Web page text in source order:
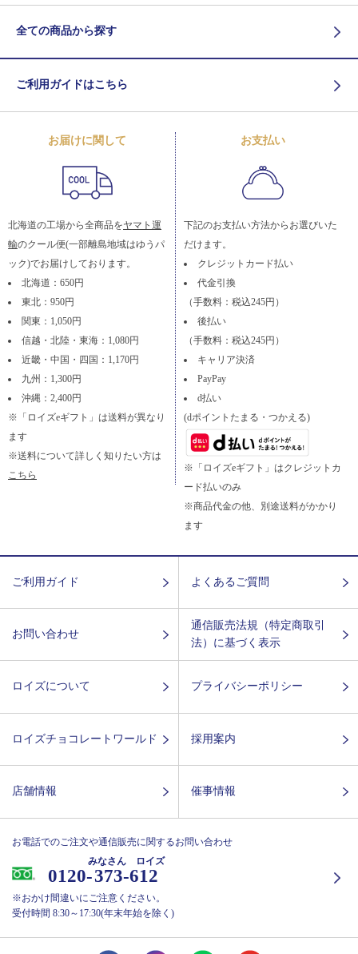
全ての商品から探す
ご利用ガイドはこちら
お届けに関して
北海道の工場から全商品をヤマト運
輸のクール便(一部離島地域はゆうパ
ック)でお届けしております。
北海道：650円
東北：950円
関東：1,050円
信越・北陸・東海：1,080円
近畿・中国・四国：1,170円
九州：1,300円
沖縄：2,400円
※「ロイズeギフト」は送料が異なり
ます
※送料について詳しく知りたい方は
こちら
お支払い
下記のお支払い方法からお選びいた
だけます。
クレジットカード払い
代金引換
（手数料：税込245円）
後払い
（手数料：税込245円）
キャリア決済
PayPay
d払い
(dポイントたまる・つかえる)
※「ロイズeギフト」はクレジットカ
ード払いのみ
※商品代金の他、別途送料がかかり
ます
ご利用ガイド よくあるご質問
お問い合わせ
通信販売法規（特定商取引
法）に基づく表示
ロイズについて プライバシーポリシー
ロイズチョコレートワールド 採用案内
店舗情報 催事情報
お電話でのご注文や通信販売に関するお問い合わせ
0120-373-612
みなさん ロイズ
※おかけ間違いにご注意ください。
受付時間 8:30～17:30(年末年始を除く)